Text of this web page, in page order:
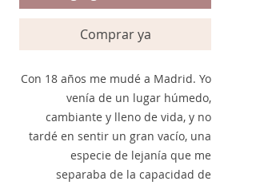
Comprar ya
Con 18 años me mudé a Madrid. Yo
venía de un lugar húmedo,
cambiante y lleno de vida, y no
tardé en sentir un gran vacío, una
especie de lejanía que me
separaba de la capacidad de